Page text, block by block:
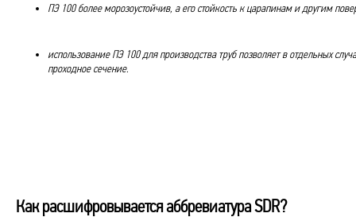
ПЭ 100 более морозоустойчив, а его стойкость к царапинам и другим
использование ПЭ 100 для производства труб позволяет в отдельных
проходное сечение.
Как расшифровывается аббревиатура SDR?